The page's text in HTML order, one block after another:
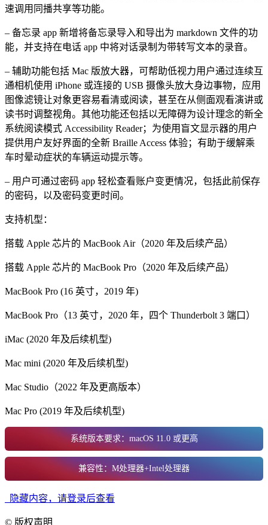
速调用同播共享等功能。
– 备忘录 app 新增将备忘录导入和导出为 markdown 文件的功
能，并支持在电话 app 中将对话录制为带转写文本的录音。
– 辅助功能包括 Mac 版放大器，可帮助低视力用户通过连续互
通相机使用 iPhone 或连接的 USB 摄像头放大身边事物，应用
图像滤镜让对象更容易看清或阅读，甚至在从侧面观看演讲或
读书时调整视角。其他功能还包括以无障碍为设计理念的新全
系统阅读模式 Accessibility Reader；为使用盲文显示器的用户
提供用户友好界面的全新 Braille Access 体验；有助于缓解乘
车时晕动症状的车辆运动提示等。
– 用户可通过密码 app 轻松查看账户变更情况，包括此前保存
的密码，以及密码变更时间。
支持机型：
搭载 Apple 芯片的 MacBook Air（2020 年及后续产品）
搭载 Apple 芯片的 MacBook Pro（2020 年及后续产品）
MacBook Pro (16 英寸，2019 年)
MacBook Pro（13 英寸，2020 年，四个 Thunderbolt 3 端口）
iMac (2020 年及后续机型)
Mac mini (2020 年及后续机型)
Mac Studio（2022 年及更高版本）
Mac Pro (2019 年及后续机型)
系统版本要求：macOS 11.0 或更高
兼容性：M处理器+Intel处理器
隐藏内容，请登录后查看
© 版权声明